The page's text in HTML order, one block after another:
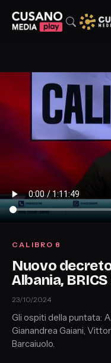
CALIBRO 8
Nuovo
Albania,
23/10/2024
Gli ospiti della puntata:
Gianandrea Gaiani,
Barcaiuolo.